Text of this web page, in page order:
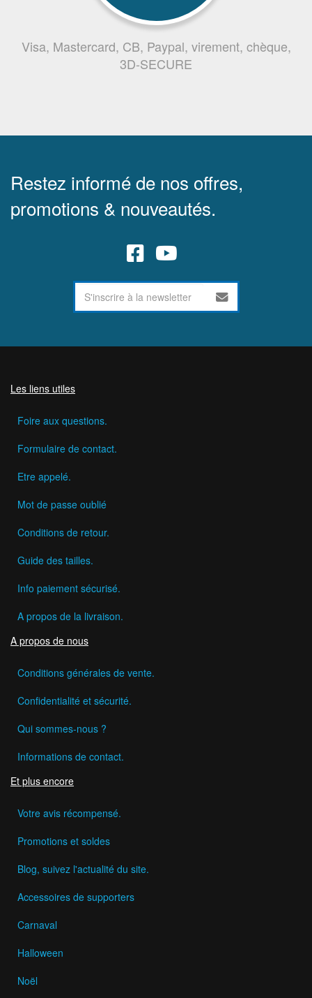
Visa, Mastercard, CB, Paypal, virement, chèque,
3D-SECURE
Restez informé de nos offres,
promotions & nouveautés.
Les liens utiles
Foire aux questions.
Formulaire de contact.
Etre appelé.
Mot de passe oublié
Conditions de retour.
Guide des tailles.
Info paiement sécurisé.
A propos de la livraison.
A propos de nous
Conditions générales de vente.
Confidentialité et sécurité.
Qui sommes-nous ?
Informations de contact.
Et plus encore
Votre avis récompensé.
Promotions et soldes
Blog, suivez l'actualité du site.
Accessoires de supporters
Carnaval
Halloween
Noël